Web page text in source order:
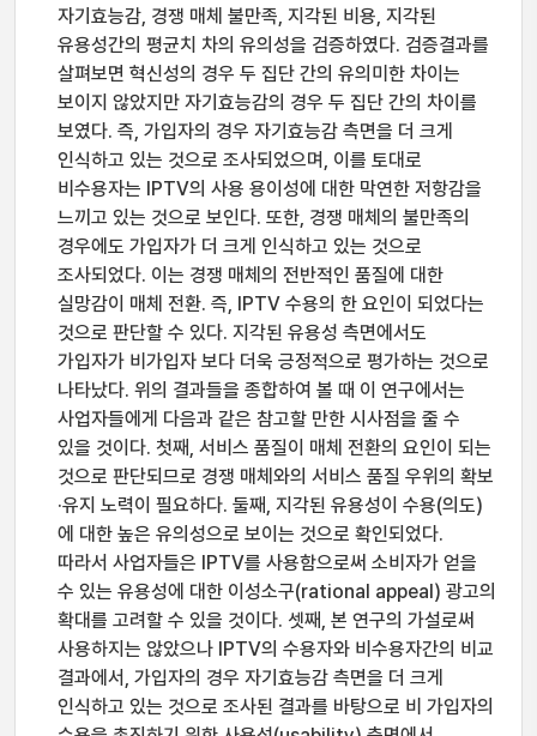
자기효능감, 경쟁 매체 불만족, 지각된 비용, 지각된
유용성간의 평균치 차의 유의성을 검증하였다. 검증결과를
살펴보면 혁신성의 경우 두 집단 간의 유의미한 차이는
보이지 않았지만 자기효능감의 경우 두 집단 간의 차이를
보였다. 즉, 가입자의 경우 자기효능감 측면을 더 크게
인식하고 있는 것으로 조사되었으며, 이를 토대로
비수용자는 IPTV의 사용 용이성에 대한 막연한 저항감을
느끼고 있는 것으로 보인다. 또한, 경쟁 매체의 불만족의
경우에도 가입자가 더 크게 인식하고 있는 것으로
조사되었다. 이는 경쟁 매체의 전반적인 품질에 대한
실망감이 매체 전환. 즉, IPTV 수용의 한 요인이 되었다는
것으로 판단할 수 있다. 지각된 유용성 측면에서도
가입자가 비가입자 보다 더욱 긍정적으로 평가하는 것으로
나타났다. 위의 결과들을 종합하여 볼 때 이 연구에서는
사업자들에게 다음과 같은 참고할 만한 시사점을 줄 수
있을 것이다. 첫째, 서비스 품질이 매체 전환의 요인이 되는
것으로 판단되므로 경쟁 매체와의 서비스 품질 우위의 확보
·유지 노력이 필요하다. 둘째, 지각된 유용성이 수용(의도)
에 대한 높은 유의성으로 보이는 것으로 확인되었다.
따라서 사업자들은 IPTV를 사용함으로써 소비자가 얻을
수 있는 유용성에 대한 이성소구(rational appeal) 광고의
확대를 고려할 수 있을 것이다. 셋째, 본 연구의 가설로써
사용하지는 않았으나 IPTV의 수용자와 비수용자간의 비교
결과에서, 가입자의 경우 자기효능감 측면을 더 크게
인식하고 있는 것으로 조사된 결과를 바탕으로 비 가입자의